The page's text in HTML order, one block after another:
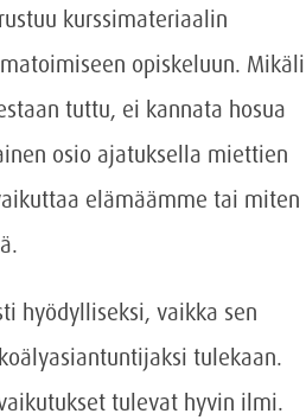
kurssimateriaalin
opiskeluun. Mikäli
tuttu, ei kannata hosua
osio ajatuksella miettien
elämäämme tai miten
hyödylliseksi, vaikka sen
tulekaan.
tulevat hyvin ilmi.